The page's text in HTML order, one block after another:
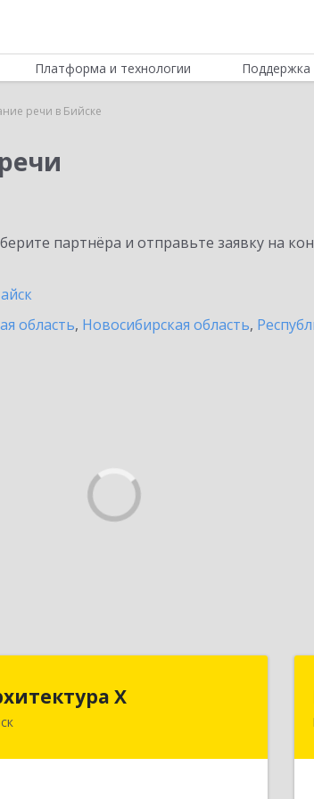
Платформа и технологии Поддержка
речи в Бийске
партнёра и отправьте заявку на
область, Новосибирская область,
Х